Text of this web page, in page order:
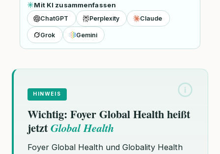
Mit KI zusammenfassen
ChatGPT Perplexity Claude
Grok Gemini
HINWEIS
Wichtig: Foyer Global Health heißt
jetztGlobal Health
Foyer Global Health und Globality Health